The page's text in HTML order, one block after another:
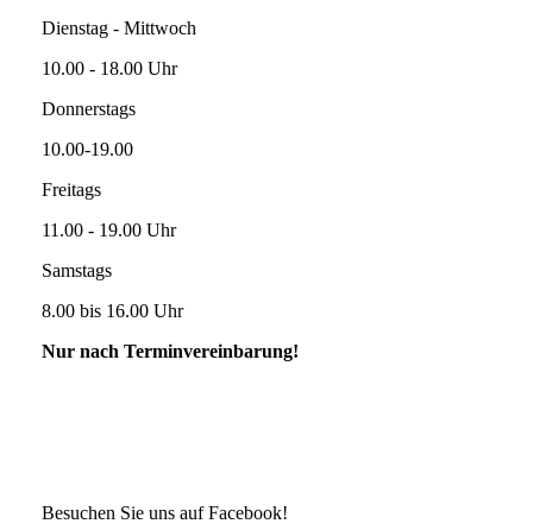
Dienstag - Mittwoch
10.00 - 18.00 Uhr
Donnerstags
10.00-19.00
Freitags
11.00 - 19.00 Uhr
Samstags
8.00 bis 16.00 Uhr
Nur nach Terminvereinbarung!
Besuchen Sie uns auf Facebook!